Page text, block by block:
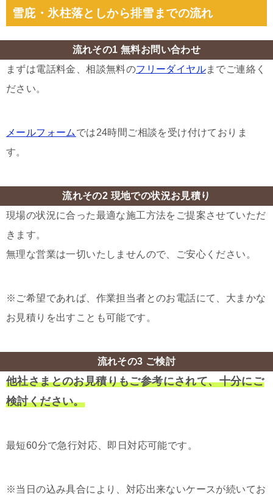
雪庇・氷柱落としから排雪までの流れ
流れその1 無料お問い合わせ
まずは電話料金、相談無料のフリーダイヤルまでご連絡く
ださい。
メールフォーム では24時間ご相談を受け付けておりま
す。
流れその2 現地での状況お見積り
現場の状況に合った最適な施工方法をご提案させていただ
きます。
無理な営業は一切いたしませんので、ご安心ください。
※ご希望であれば、作業担当者とのお電話にて、大まかな
お見積りを出すことも可能です。
流れその3 ご検討
他社さまとのお見積りもご参考にされて、十分にご
検討ください。
最短60分で急行対応、即日対応可能です。
※当日の込み具合により、対応出来ないケースが続いてお